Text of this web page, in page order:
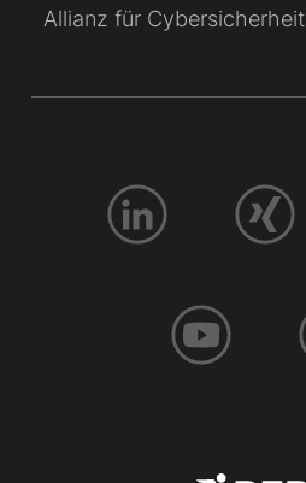
Allianz für Cybersicherheit